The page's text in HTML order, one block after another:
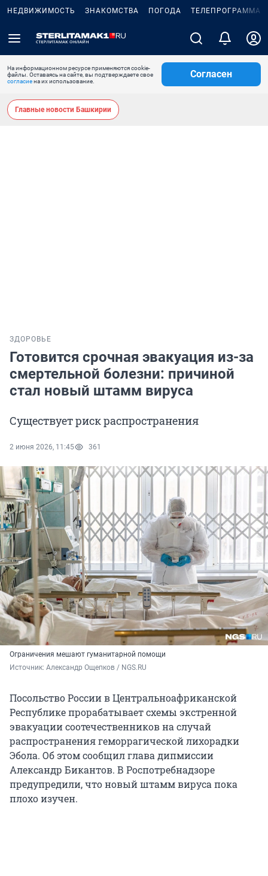
НЕДВИЖИМОСТЬ ЗНАКОМСТВА ПОГОДА ТЕЛЕПРОГРАММА
На информационном ресурсе применяются cookie-
файлы. Оставаясь на сайте, вы подтверждаете свое
согласиена их использование.
Согласен
Главные новости Башкирии
ЗДОРОВЬЕ
Готовится срочная эвакуация из-за
смертельной болезни: причиной
стал новый штамм вируса
Существует риск распространения
2 июня 2026, 11:45 361
Ограничения мешают гуманитарной помощи
Источник: Александр Ощепков / NGS.RU
Посольство России в Центральноафриканской
Республике прорабатывает схемы экстренной
эвакуации соотечественников на случай
распространения геморрагической лихорадки
Эбола. Об этом сообщил глава дипмиссии
Александр Бикантов. В Роспотребнадзоре
предупредили, что новый штамм вируса пока
плохо изучен.